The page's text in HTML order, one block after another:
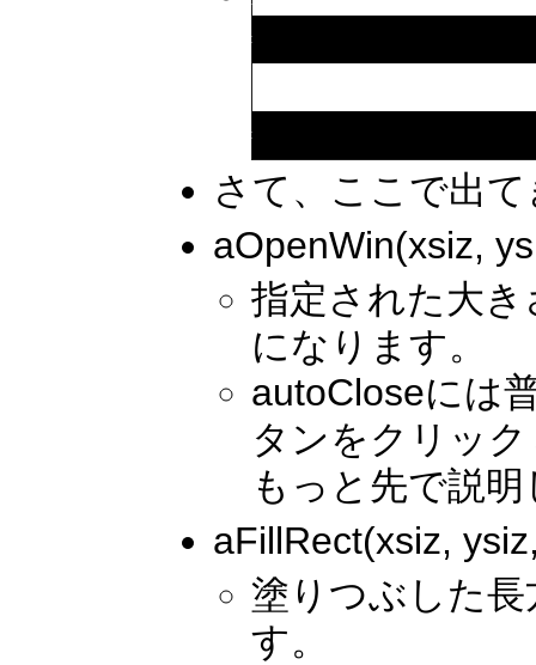
さて、ここで出
aOpenWin(xsiz,
指定された大
になります。
autoCloseには
タンをクリッ
もっと先で説
aFillRect(xsiz,
塗りつぶした
す。